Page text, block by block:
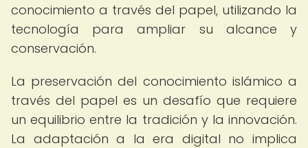
conocimiento a través del papel, utilizando la
tecnología para ampliar su alcance y
conservación.
La preservación del conocimiento islámico a
través del papel es un desafío que requiere
un equilibrio entre la tradición y la innovación.
La adaptación a la era digital no implica